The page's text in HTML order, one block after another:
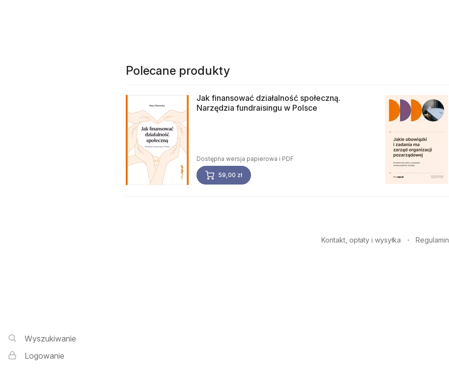
Wyszukiwarka i logowanie
Wyszukiwanie
Logowanie
Polecane produkty
Jak finansować działalność społeczną.
Narzędzia fundraisingu w Polsce
Dostępna wersja papierowa i PDF
59,00 zł
Kontakt, opłaty i wysyłka Regulamin